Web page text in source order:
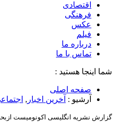
اقتصادی
فرهنگی
عکس
فیلم
درباره ما
تماس با ما
شما اینجا هستید :
صفحه اصلی
آرشیو : آخرین اخبار ,
گزارش نشریه انگلیسی اکونومیست